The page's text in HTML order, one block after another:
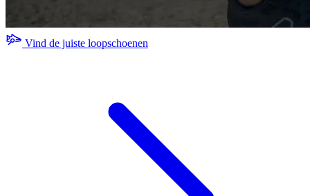
Vind de juiste loopschoenen